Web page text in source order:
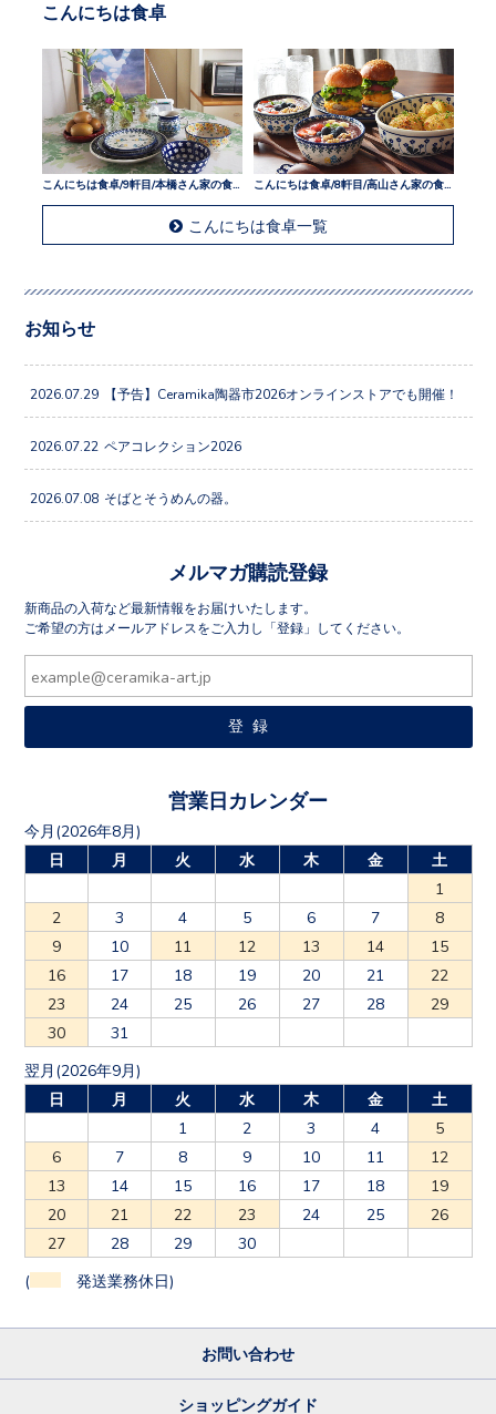
こんにちは食卓
こんにちは食卓/9軒目/本橋さん家の食卓
こんにちは食卓一覧
お知らせ
2026.07.29 【予告】Ceramika陶器市2026オンラインストアでも開催！
2026.07.22 ペアコレクション2026
2026.07.08 そばとそうめんの器。
メルマガ購読登録
新商品の入荷など最新情報をお届けいたします。
ご希望の方はメールアドレスをご入力し「登録」してください。
営業日カレンダー
今月(2026年8月)
日
月 火 水 木 金
土
1
2
3 4 5 6 7
8
9
10 11 12 13 14
15
16
17 18 19 20 21
22
23
24 25 26 27 28
29
30
31
翌月(2026年9月)
日
月 火 水 木 金
土
1
2 3 4
5
6
7 8 9 10 11
12
13
14 15 16 17 18
19
20
21 22 23 24 25
26
27
28 29 30
( 発送業務休日)
お問い合わせ
ショッピングガイド